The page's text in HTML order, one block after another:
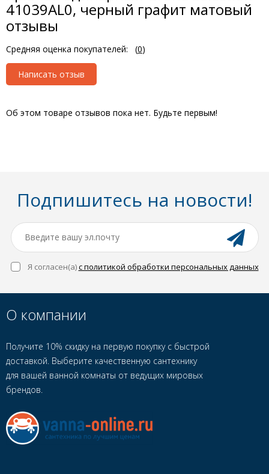
41039AL0, черный графит матовый
отзывы
Средняя оценка покупателей: (0)
Написать отзыв
Об этом товаре отзывов пока нет. Будьте первым!
Подпишитесь на новости!
Я согласен(a)с политикой обработки персональных данных
О компании
Получите 10% скидку на первую покупку с быстрой
доставкой. Выберите качественную сантехнику
для вашей ванной комнаты от ведущих мировых
брендов.